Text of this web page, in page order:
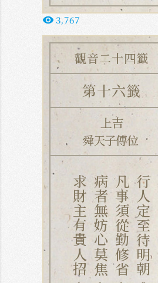
remove_red_eye 3,767
觀音二十四籤
第十六籤
上吉
舜天子傳位
求財主有貴人招、病者無妨心莫焦、凡事須從勤修省、行人定至待明朝。